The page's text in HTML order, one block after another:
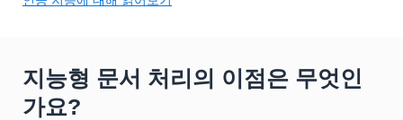
지능형 문서 처리의 이점은 무엇인
가요?